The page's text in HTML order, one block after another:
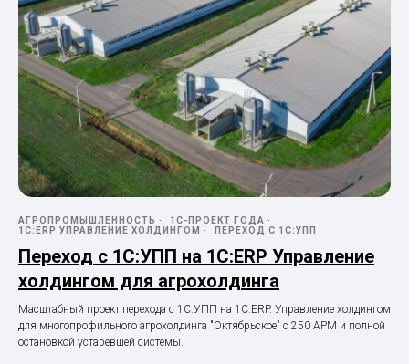
АГРОПРОМЫШЛЕННОСТЬ
1С-ПРОЕКТ ГОДА
1С:ERP УПРАВЛЕНИЕ ХОЛДИНГОМ
ПЕРЕХОД С 1С:УПП
Переход с 1С:УПП на 1С:ERP Управление
холдингом для агрохолдинга
Масштабный проект перехода с 1С:УПП на 1С:ERP. Управление холдингом
для многопрофильного агрохолдинга "Октябрьское" с 250 АРМ и полной
остановкой устаревшей системы.